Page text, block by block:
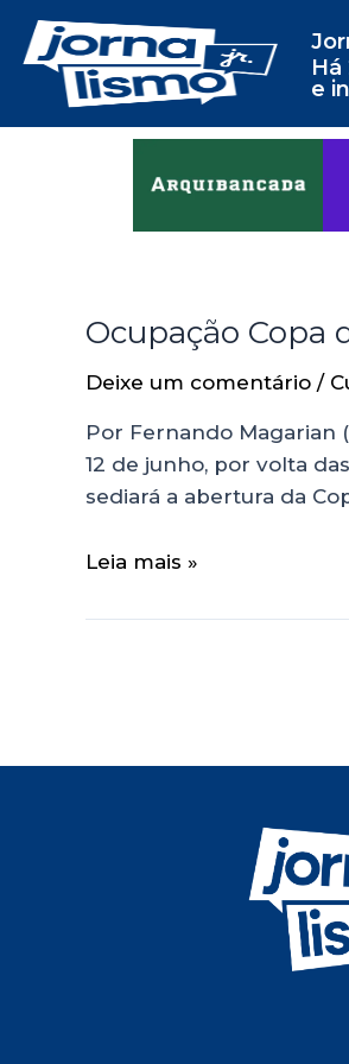
e
Ocupação Copa
Deixe um comentário /
Por Fernando Magarian
12 de junho, por volta
sediará a abertura da
Leia mais »